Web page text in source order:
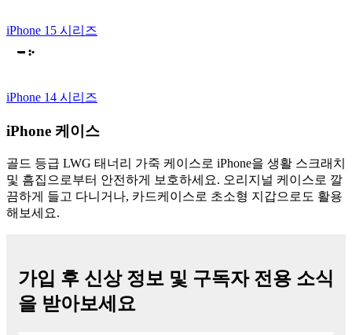
iPhone 15 시리즈
iPhone 14 시리즈
iPhone 케이스
골드 등급 LWG 태너리 가죽 케이스로 iPhone을 생활 스크래치
및 흠집으로부터 안전하게 보호하세요. 오리지널 케이스로 깔
끔하게 들고 다니거나, 카드케이스로 초소형 지갑으로도 활용
해보세요.
가입 후 신상 정보 및 구독자 전용 소식
을 받아보세요